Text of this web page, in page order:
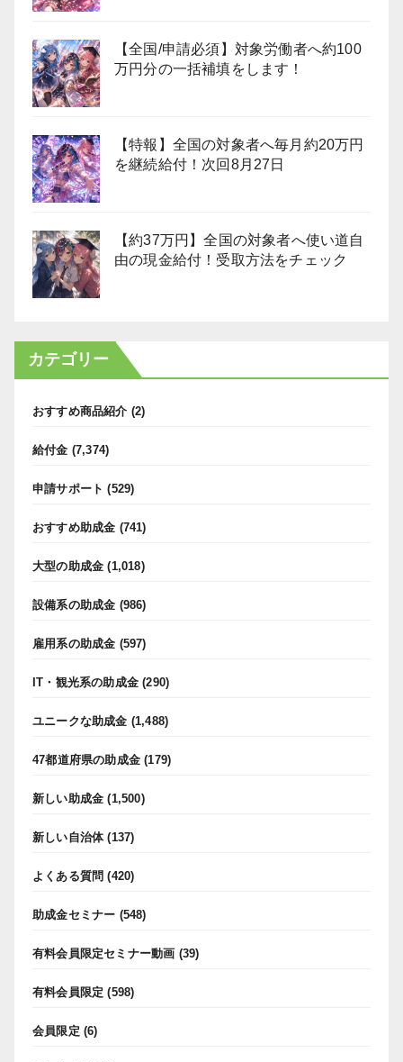
【全国/申請必須】対象労働者へ約100
万円分の一括補填をします！
【特報】全国の対象者へ毎月約20万円
を継続給付！次回8月27日
【約37万円】全国の対象者へ使い道自
由の現金給付！受取方法をチェック
カテゴリー
おすすめ商品紹介 (2)
給付金 (7,374)
申請サポート (529)
おすすめ助成金 (741)
大型の助成金 (1,018)
設備系の助成金 (986)
雇用系の助成金 (597)
IT・観光系の助成金 (290)
ユニークな助成金 (1,488)
47都道府県の助成金 (179)
新しい助成金 (1,500)
新しい自治体(137)
よくある質問 (420)
助成金セミナー (548)
有料会員限定セミナー動画 (39)
有料会員限定 (598)
会員限定 (6)